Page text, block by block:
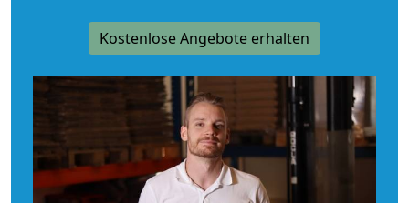
Kostenlose Angebote erhalten